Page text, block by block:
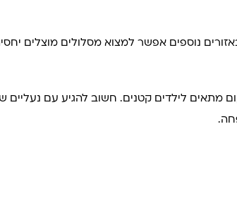
נוספים אפשר למצוא מסלולים מוצלים
מתאים לילדים קטנים. חשוב להגיע עם